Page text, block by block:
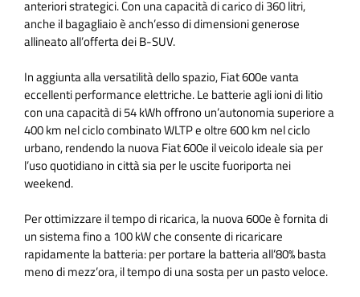
anteriori strategici. Con una capacità di carico di 360 litri,
anche il bagagliaio è anch’esso di dimensioni generose
allineato all’offerta dei B-SUV.
In aggiunta alla versatilità dello spazio, Fiat 600e vanta
eccellenti performance elettriche. Le batterie agli ioni di litio
con una capacità di 54 kWh offrono un’autonomia superiore a
400 km nel ciclo combinato WLTP e oltre 600 km nel ciclo
urbano, rendendo la nuova Fiat 600e il veicolo ideale sia per
l’uso quotidiano in città sia per le uscite fuoriporta nei
weekend.
Per ottimizzare il tempo di ricarica, la nuova 600e è fornita di
un sistema fino a 100 kW che consente di ricaricare
rapidamente la batteria: per portare la batteria all’80% basta
meno di mezz’ora, il tempo di una sosta per un pasto veloce.